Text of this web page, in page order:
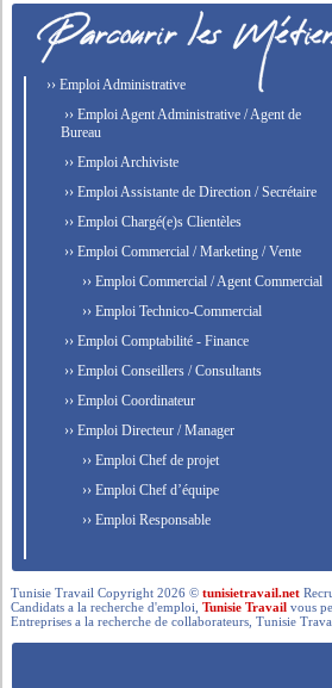
›› Emploi Administrative
›› Emploi Agent Administrative / Agent de
Bureau
›› Emploi Archiviste
›› Emploi Assistante de Direction / Secrétaire
›› Emploi Chargé(e)s Clientèles
›› Emploi Commercial / Marketing / Vente
›› Emploi Commercial / Agent Commercial
›› Emploi Technico-Commercial
›› Emploi Comptabilité - Finance
›› Emploi Conseillers / Consultants
›› Emploi Coordinateur
›› Emploi Directeur / Manager
›› Emploi Chef de projet
›› Emploi Chef d’équipe
›› Emploi Responsable
Tunisie Travail Copyright 2026 ©tunisietravail.net
Candidats a la recherche d'emploi,Tunisie Travail vous
Entreprises a la recherche de collaborateurs, Tunisie